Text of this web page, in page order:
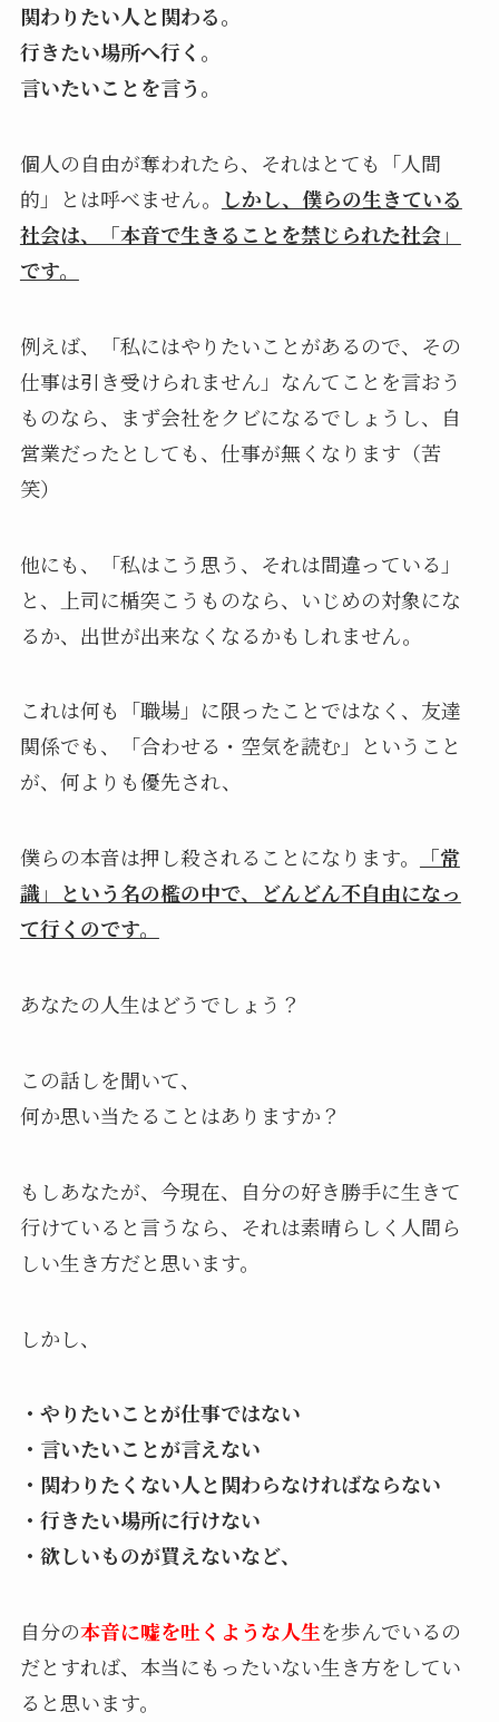
関わりたい人と関わる。
行きたい場所へ行く。
言いたいことを言う。
個人の自由が奪われたら、それはとても「人間
的」とは呼べません。 しかし、僕らの生きている
社会は、「本音で生きることを禁じられた社会」
です。
例えば、「私にはやりたいことがあるので、その
仕事は引き受けられません」なんてことを言おう
ものなら、まず会社をクビになるでしょうし、自
営業だったとしても、仕事が無くなります（苦
笑）
他にも、「私はこう思う、それは間違っている」
と、上司に楯突こうものなら、いじめの対象にな
るか、出世が出来なくなるかもしれません。
これは何も「職場」に限ったことではなく、友達
関係でも、「合わせる・空気を読む」ということ
が、何よりも優先され、
僕らの本音は押し殺されることになります。
「常
識」という名の檻の中で、どんどん不自由になっ
て行くのです。
あなたの人生はどうでしょう？
この話しを聞いて、
何か思い当たることはありますか？
もしあなたが、今現在、自分の好き勝手に生きて
行けていると言うなら、それは素晴らしく人間ら
しい生き方だと思います。
しかし、
・やりたいことが仕事ではない
・言いたいことが言えない
・関わりたくない人と関わらなければならない
・行きたい場所に行けない
・欲しいものが買えないなど、
自分の本音に嘘を吐くような人生を歩んでいるの
だとすれば、本当にもったいない生き方をしてい
ると思います。